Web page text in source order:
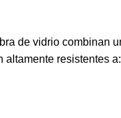
de vidrio
altamente resistentes a: